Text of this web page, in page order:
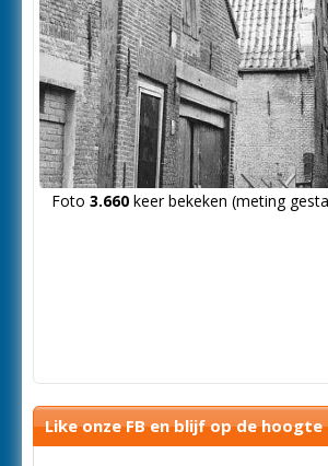
Foto 3.660keer bekeken (meting
Like onze FB en blijf op de hoogte